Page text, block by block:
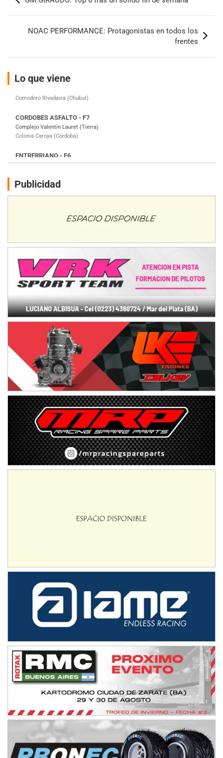
de
entradas
NOAC PERFORMANCE: Protagonistas en todos los
frentes
Lo que viene
Zárate (Buenos Aires)
Rubén Luis Di Palma (Asfalto)
AKPS - F6
Comodoro Rivadavia (Chubut)
CORDOBES ASFALTO - F7
Colonia Caroya (Córdoba)
ENTRERRIANO - F6
Villaguay (Entre Ríos)
Hugo "Gato" Molini (Tierra)
Ciudad de La Rioja (Asfalto)
PROKART NEUQUINO - F6
Autódromo de Neuquén (Asfalto)
Centenario (Neuquén)
CENTRO BONAERENSE - F6
Emilio Parisi (Tierra)
25 de Mayo (Buenos Aires)
COBERTURA ON-LINE DE E-KART.COM.AR
15/16/17-AGO
APAK - F6
Ciudad de Zárate (Asfalto)
Zárate (Buenos Aires)
PROKART METROPOLITANO - F1
Rubén Luis Di Palma (Asfalto)
Ciudad Evita (Buenos Aires)
AKPS - F6
Kartódromo AKPS (Asfalto)
Comodoro Rivadavia (Chubut)
Hugo "Gato" Molini (Tierra)
RIOJANO - F6
Ciudad de La Rioja (Asfalto)
La Rioja (La Rioja)
Autódromo de Neuquén (Asfalto)
Centenario (Neuquén)
CENTRO BONAERENSE - F6
Emilio Parisi (Tierra)
25 de Mayo (Buenos Aires)
Publicidad